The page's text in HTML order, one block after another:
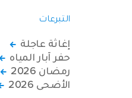
التبرعات
إغاثة عاجلة
حفر آبار المياه
رمضان 2026
الأضحى 2026